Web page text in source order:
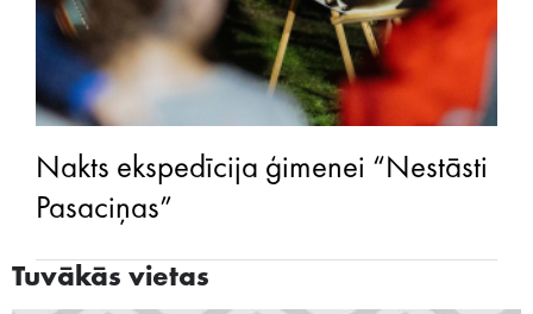
Nakts ekspedīcija ģimenei “Nestāsti
Pasaciņas”
Tuvākās vietas